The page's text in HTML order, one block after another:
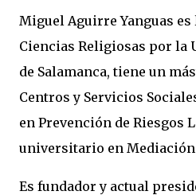
Miguel Aguirre Yanguas
Ciencias Religiosas por la
de Salamanca, tiene un
Centros y Servicios
en Prevención de Riesgos
universitario en
Es fundador y actual